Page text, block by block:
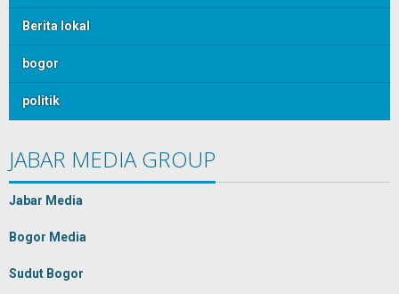
Berita lokal
bogor
politik
JABAR MEDIA GROUP
Jabar Media
Bogor Media
Sudut Bogor